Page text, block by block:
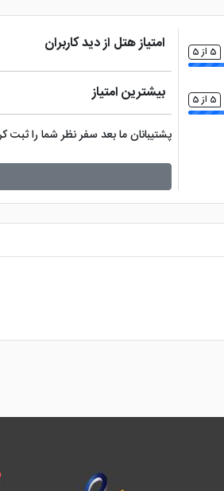
5 از 5
5 از 5
امتیاز هتل از دید کاربران
بیشترین امتیاز
پشتیبانان ما بعد سفر نظر شما را